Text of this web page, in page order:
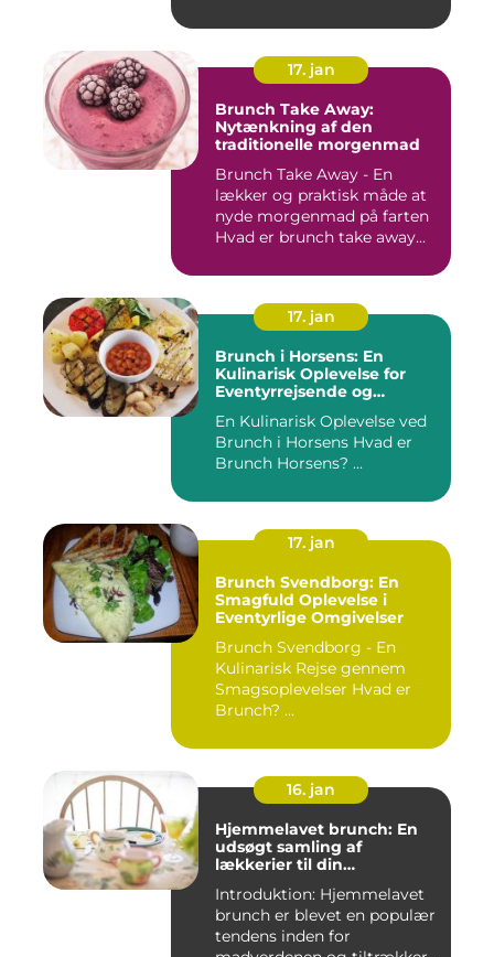
17. jan
Brunch Take Away:
Nytænkning af den
traditionelle morgenmad
Brunch Take Away - En
lækker og praktisk måde at
nyde morgenmad på farten
Hvad er brunch take away...
17. jan
Brunch i Horsens: En
Kulinarisk Oplevelse for
Eventyrrejsende og
En Kulinarisk Oplevelse ved
Brunch i Horsens Hvad er
Brunch Horsens? ...
17. jan
Brunch Svendborg: En
Smagfuld Oplevelse i
Eventyrlige Omgivelser
Brunch Svendborg - En
Kulinarisk Rejse gennem
Smagsoplevelser Hvad er
Brunch? ...
16. jan
Hjemmelavet brunch: En
udsøgt samling af
lækkerier til din
Introduktion: Hjemmelavet
brunch er blevet en populær
tendens inden for